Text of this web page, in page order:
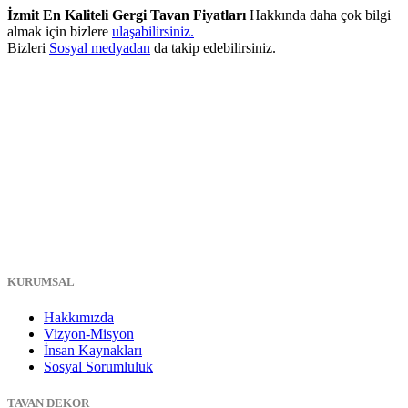
İzmit En Kaliteli Gergi Tavan Fiyatları Hakkında daha çok bilgi
almak için bizlere ulaşabilirsiniz.
Bizleri Sosyal medyadan da takip edebilirsiniz.
KURUMSAL
Hakkımızda
Vizyon-Misyon
İnsan Kaynakları
Sosyal Sorumluluk
TAVAN DEKOR